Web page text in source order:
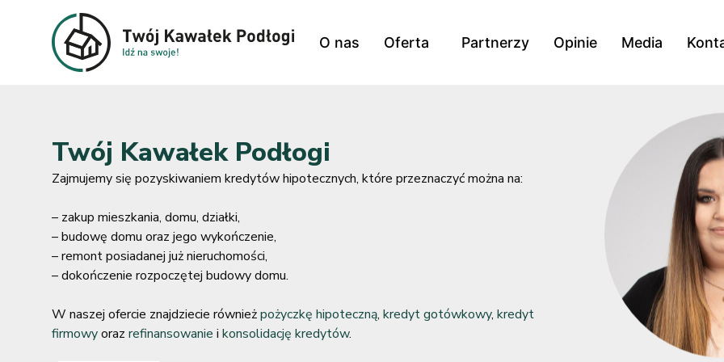
O nas Oferta Partnerzy Opinie Media
Twój Kawałek Podłogi
Zajmujemy się pozyskiwaniem kredytów hipotecznych, które przeznaczyć można na:
– zakup mieszkania, domu, działki,
– budowę domu oraz jego wykończenie,
– remont posiadanej już nieruchomości,
– dokończenie rozpoczętej budowy domu.
W naszej ofercie znajdziecie równieżpożyczkę hipoteczną, kredyt gotówkowy, kredyt
firmowyoraz refinansowanie i konsolidację kredytów.